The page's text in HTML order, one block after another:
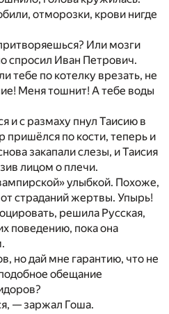
отморозки, крови нигде
Или мозги
спросил Иван Петрович.
тебе по котелку врезать, не
Меня тошнит! А тебе воды
и с размаху пнул Таисию в
пришёлся по кости, теперь и
закапали слезы, и Таисия
лицом о плечи.
улыбкой. Похоже,
страданий жертвы. Упырь!
решила Русская,
поведению, пока она
но дай мне гарантию, что не
обещание
— заржал Гоша.